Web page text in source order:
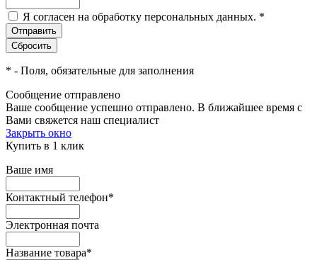
Я согласен на обработку персональных данных. *
* - Поля, обязательные для заполнения
Сообщение отправлено
Ваше сообщение успешно отправлено. В ближайшее время с
Вами свяжется наш специалист
Закрыть окно
Купить в 1 клик
Ваше имя
Контактный телефон*
Электронная почта
Название товара*